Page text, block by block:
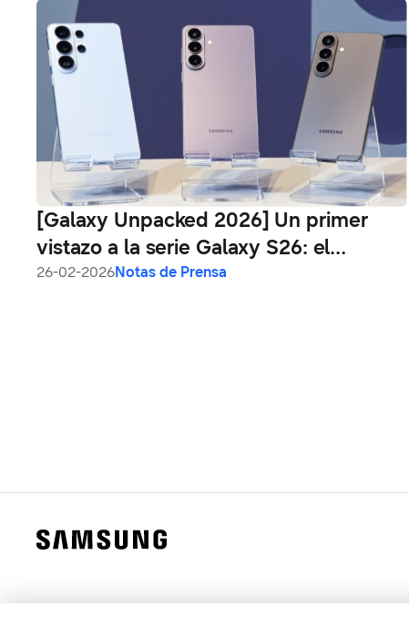
[Galaxy Unpacked 2026] Un primer
vistazo a la serie Galaxy S26: el
teléfono con AI más intuitiva de
26-02-2026Notas de Prensa